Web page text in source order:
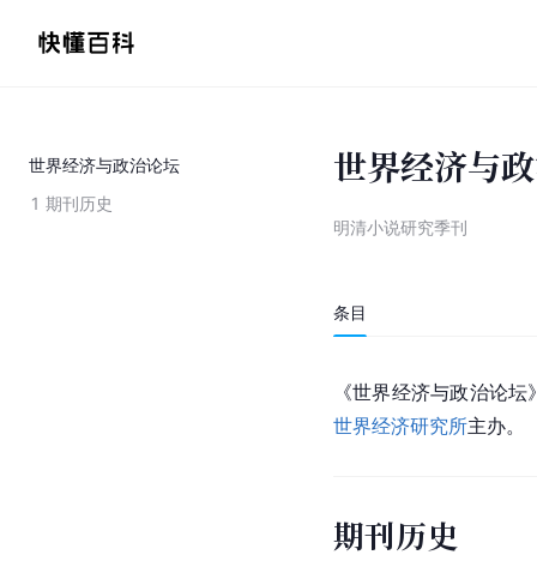
世界经济与政治论坛
1 期刊历史
世界经济与
明清小说研究季刊
条目
《世界经济与政治论
世界经济研究所主办。
期刊历史